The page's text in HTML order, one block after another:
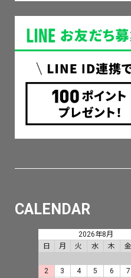
CALENDAR
2026年8月
日
月 火 水 木 金
2
3 4 5 6 7